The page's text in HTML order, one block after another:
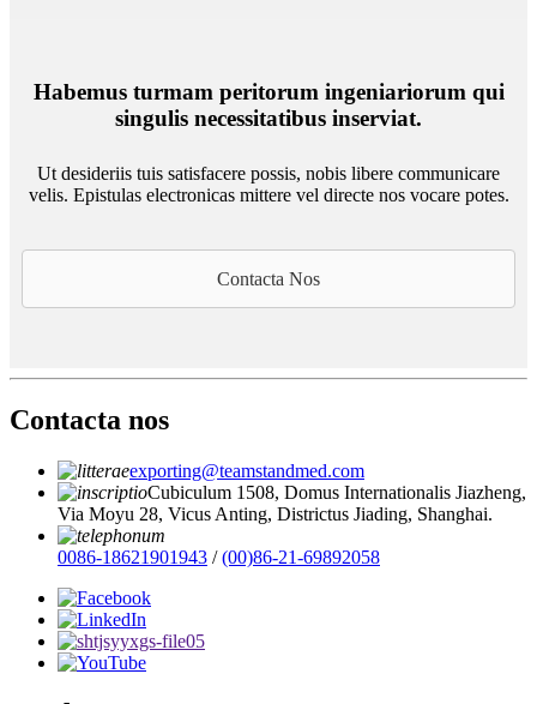
Habemus turmam peritorum ingeniariorum qui
singulis necessitatibus inserviat.
Ut desideriis tuis satisfacere possis, nobis libere communicare
velis. Epistulas electronicas mittere vel directe nos vocare potes.
Contacta Nos
Contacta nos
exporting@teamstandmed.com
Cubiculum 1508, Domus Internationalis Jiazheng,
Via Moyu 28, Vicus Anting, Districtus Jiading, Shanghai.
0086-18621901943 /(00)86-21-69892058